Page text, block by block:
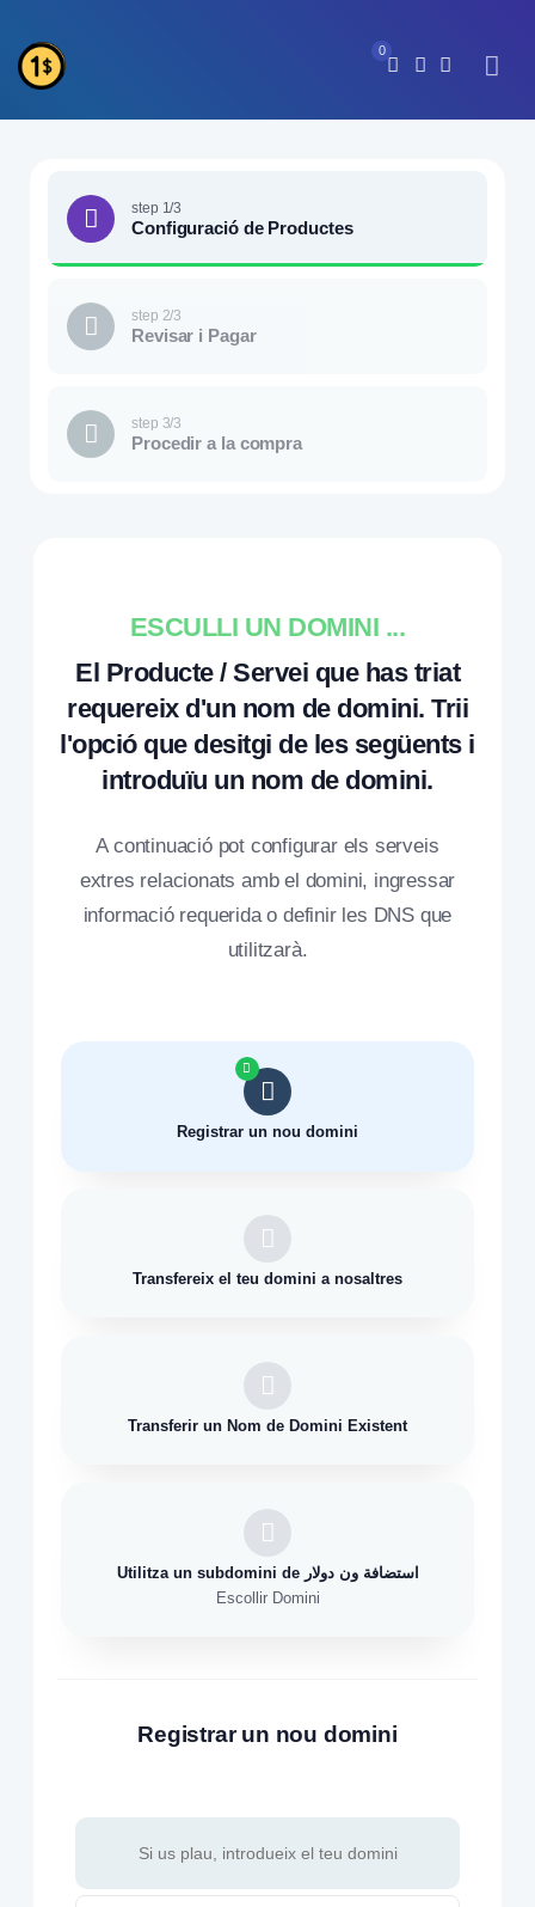
0
step 1/3
Configuració de Productes
step 2/3
Revisar i Pagar
step 3/3
Procedir a la compra
ESCULLI UN DOMINI ...
El Producte / Servei que has triat
requereix d'un nom de domini. Trii
l'opció que desitgi de les següents i
introduïu un nom de domini.
A continuació pot configurar els serveis
extres relacionats amb el domini, ingressar
informació requerida o definir les DNS que
utilitzarà.
Registrar un nou domini
Transfereix el teu domini a nosaltres
Transferir un Nom de Domini Existent
Utilitza un subdomini de استضافة ون دولار
Escollir Domini
Registrar un nou domini